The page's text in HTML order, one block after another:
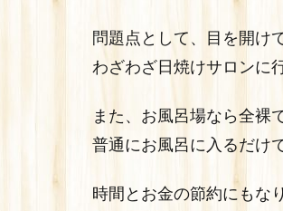
問題点として、目を開け
わざわざ日焼けサロンに
また、お風呂場なら全裸
普通にお風呂に入るだけ
時間とお金の節約にもな